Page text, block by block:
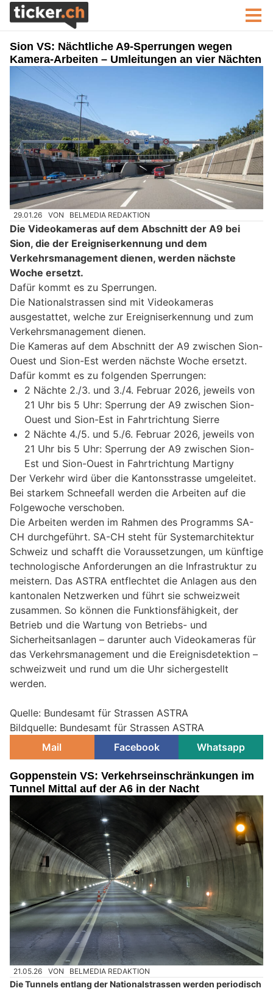
Sion VS: Nächtliche A9-Sperrungen wegen
Kamera-Arbeiten – Umleitungen an vier Nächten
29.01.26 VON BELMEDIA REDAKTION
Die Videokameras auf dem Abschnitt der A9 bei
Sion, die der Ereigniserkennung und dem
Verkehrsmanagement dienen, werden nächste
Woche ersetzt.
Dafür kommt es zu Sperrungen.
Die Nationalstrassen sind mit Videokameras
ausgestattet, welche zur Ereigniserkennung und zum
Verkehrsmanagement dienen.
Die Kameras auf dem Abschnitt der A9 zwischen Sion-
Ouest und Sion-Est werden nächste Woche ersetzt.
Dafür kommt es zu folgenden Sperrungen:
2 Nächte 2./3. und 3./4. Februar 2026, jeweils von
21 Uhr bis 5 Uhr: Sperrung der A9 zwischen Sion-
Ouest und Sion-Est in Fahrtrichtung Sierre
2 Nächte 4./5. und 5./6. Februar 2026, jeweils von
21 Uhr bis 5 Uhr: Sperrung der A9 zwischen Sion-
Est und Sion-Ouest in Fahrtrichtung Martigny
Der Verkehr wird über die Kantonsstrasse umgeleitet.
Bei starkem Schneefall werden die Arbeiten auf die
Folgewoche verschoben.
Die Arbeiten werden im Rahmen des Programms SA-
CH durchgeführt. SA-CH steht für Systemarchitektur
Schweiz und schafft die Voraussetzungen, um künftige
technologische Anforderungen an die Infrastruktur zu
meistern. Das ASTRA entflechtet die Anlagen aus den
kantonalen Netzwerken und führt sie schweizweit
zusammen. So können die Funktionsfähigkeit, der
Betrieb und die Wartung von Betriebs- und
Sicherheitsanlagen – darunter auch Videokameras für
das Verkehrsmanagement und die Ereignisdetektion –
schweizweit und rund um die Uhr sichergestellt
werden.
Quelle: Bundesamt für Strassen ASTRA
Bildquelle: Bundesamt für Strassen ASTRA
Mail
Facebook Whatsapp
Goppenstein VS: Verkehrseinschränkungen im
Tunnel Mittal auf der A6 in der Nacht
21.05.26 VON BELMEDIA REDAKTION
Die Tunnels entlang der Nationalstrassen werden periodisch